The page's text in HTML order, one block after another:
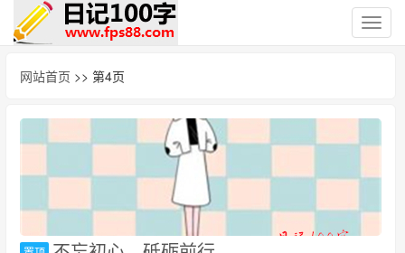
切
换
网站首页 >> 第4页